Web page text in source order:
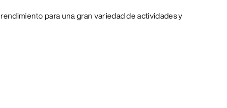
para una gran variedad de actividades y